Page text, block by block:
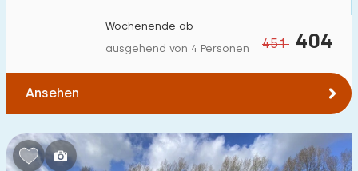
451 404
Wochenende ab
ausgehend von 4 Personen
Ansehen